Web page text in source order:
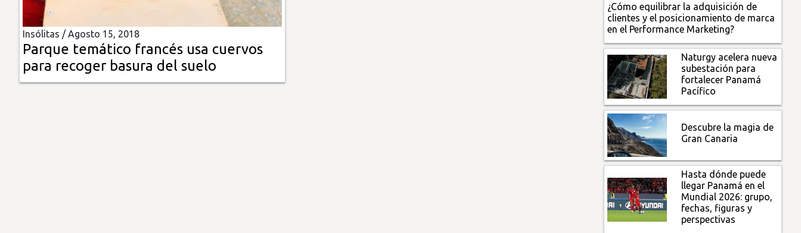
Insólitas
Multimedia
Impreso
Insólitas /Agosto 15, 2018
Parque temático francés usa cuervos
para recoger basura del suelo
¿Cómo equilibrar la adquisición de
clientes y el posicionamiento de marca
en el Performance Marketing?
Naturgy acelera nueva
subestación para
fortalecer Panamá
Pacífico
Descubre la magia de
Gran Canaria
Hasta dónde puede
llegar Panamá en el
Mundial 2026: grupo,
fechas, figuras y
perspectivas